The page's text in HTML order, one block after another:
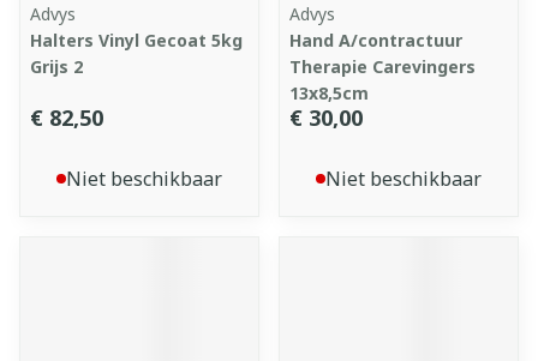
Advys
Halters Vinyl Gecoat 5kg
Grijs 2
€ 82,50
Niet beschikbaar
Advys
Hand A/contractuur
Therapie Carevingers
13x8,5cm
€ 30,00
Niet beschikbaar